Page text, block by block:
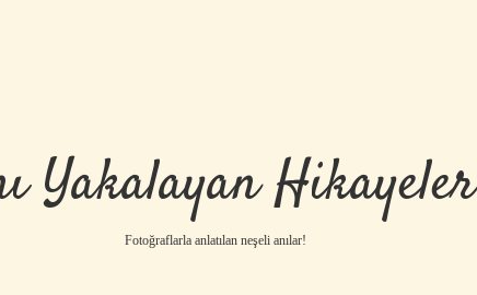
Yakalayan Hikayeler
Fotoğraflarla anlatılan neşeli anılar!